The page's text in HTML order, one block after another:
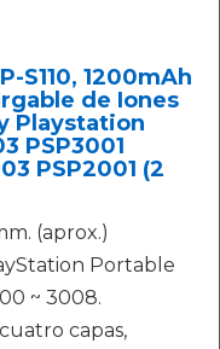
S110, 1200mAh
de Iones
Playstation
PSP3001
PSP2001 (2
(aprox.)
Portable
~ 3008.
capas,